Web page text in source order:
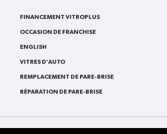
FINANCEMENT VITROPLUS
OCCASION DE FRANCHISE
ENGLISH
VITRES D'AUTO
REMPLACEMENT DE PARE-BRISE
RÉPARATION DE PARE-BRISE